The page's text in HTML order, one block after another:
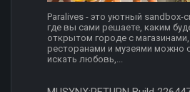
Paralives - это уютный sandbox-
где вы сами решаете, каким
открытом городе с магазинами,
ресторанами и музеями можно
искать любовь,...